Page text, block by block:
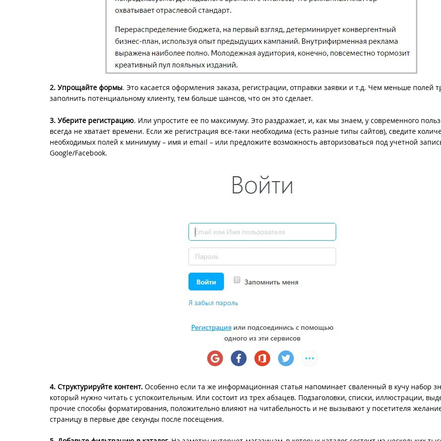
2. Упрощайте формы. Это касается оформления заказа, регистрации, отправки заявки и т.д. Чем меньше полей
заполнить потенциальному клиенту, тем больше шансов, что он это сделает.
3. Уберите регистрацию. Или упростите ее по максимуму. Это раздражает, и, как мы знаем, у современного
всегда не хватает времени. Если же регистрация все-таки необходима (есть разные типы сайтов), сведите
необходимых полей к минимуму – имя и email – или предложите возможность авторизоваться под учетной
Google/Facebook.
4. Структурируйте контент. Особенно если та же информационная статья напоминает сваленный в кучу набор
который нужно читать с успокоительным. Или состоит из трех абзацев. Подзаголовки, списки, иллюстрации,
прочие способы форматирования, положительно влияют на читабельность и не вызывают у посетителя
страницу в первые две секунды после посещения.